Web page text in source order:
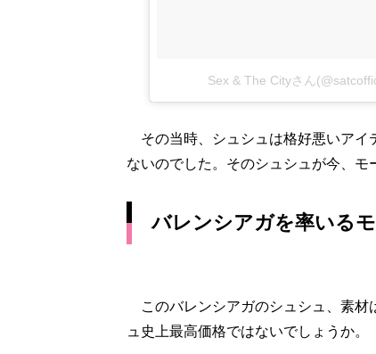
Sex & The Cityさん
その当時、シュシュは格好悪いアイ
ないのでした。そのシュシュが今、モ
バレンシアガを率いる
このバレンシアガのシュシュ、素材
ュ史上最高価格ではないでしょうか。